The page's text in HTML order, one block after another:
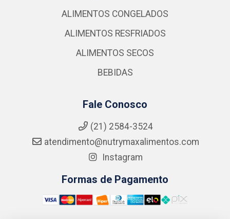
ALIMENTOS CONGELADOS
ALIMENTOS RESFRIADOS
ALIMENTOS SECOS
BEBIDAS
Fale Conosco
(21) 2584-3524
atendimento@nutrymaxalimentos.com
Instagram
Formas de Pagamento